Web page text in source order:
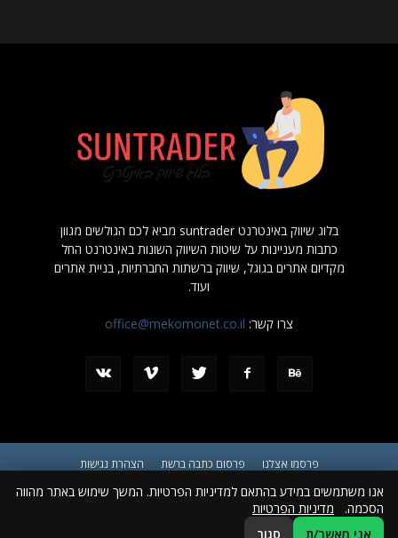
בלוג שיווק באינטרנט suntrader מביא לכם הגולשים מגוון
כתבות מעניינות על שיטות השיווק השונות באינטרנט החל
מקדיום אתרים בגוגל, שיווק ברשתות החברתיות, בניית אתרים
ועוד.
צרו קשר: office@mekomonet.co.il
פרסמו אצלנו פרסום כתבה ברשת
הצהרת נגישות
© כל הזכויות שמורות ל suntrader.co.il
אנו משתמשים במידע בהתאם למדיניות הפרטיות. המשך שימוש באתר מהווה
הסכמה. מדיניות הפרטיות
אני מאשר/ת
סגור